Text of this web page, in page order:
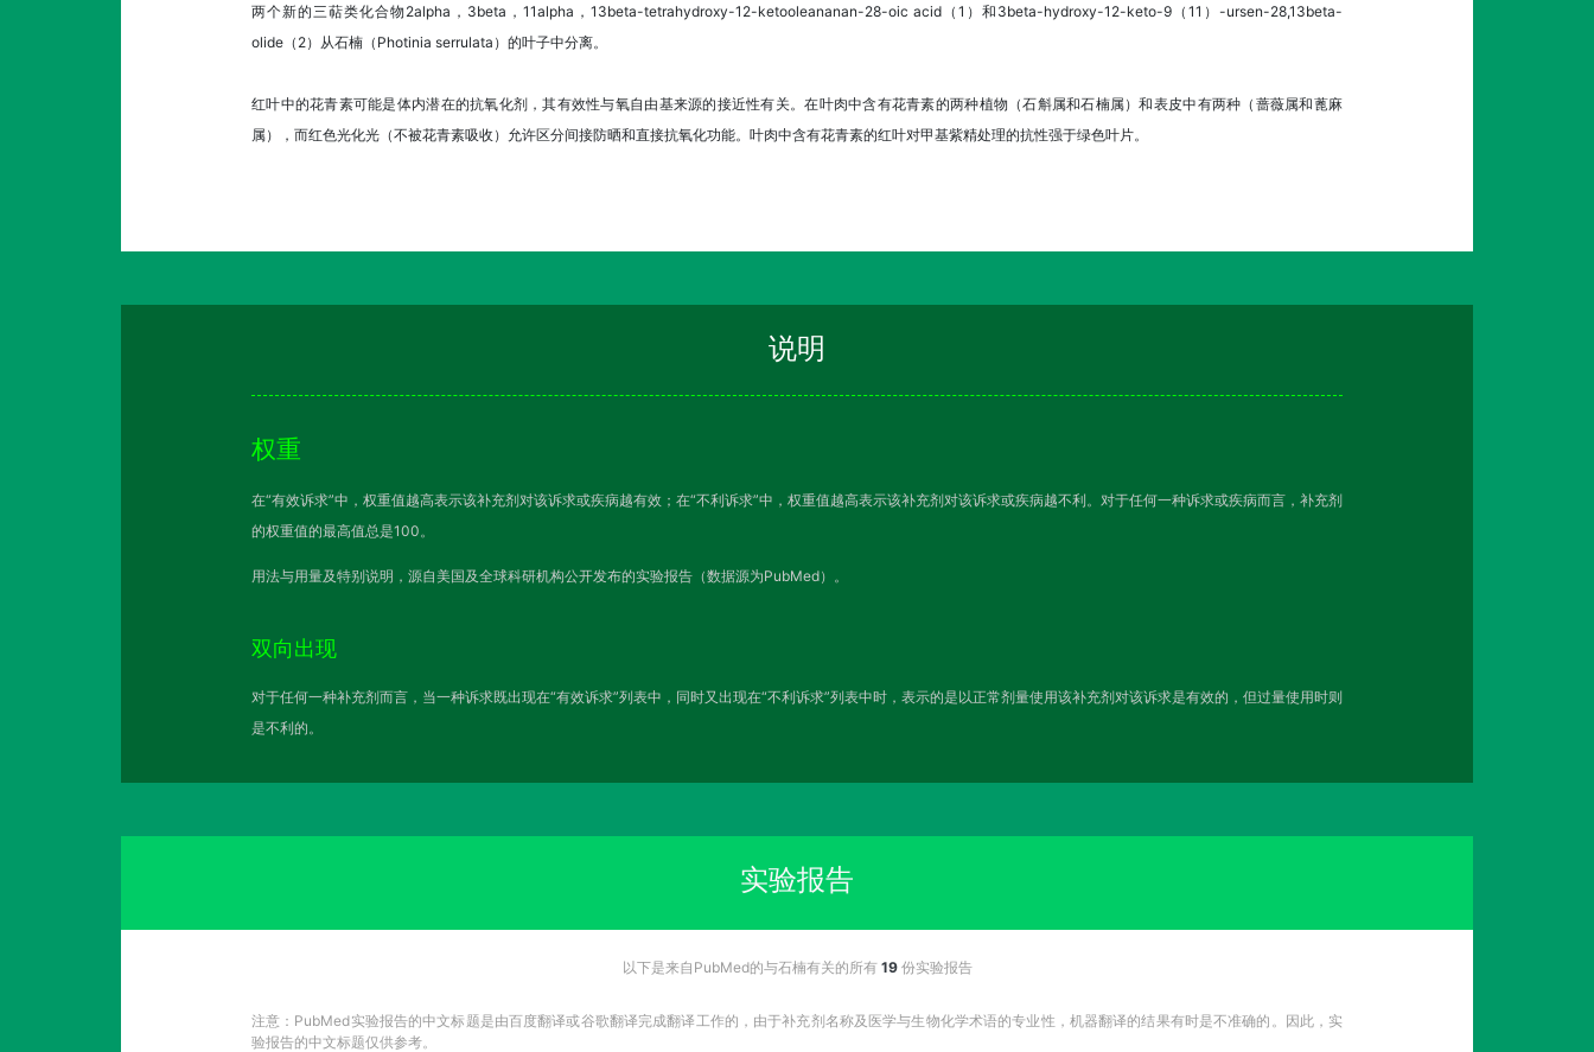
两个新的三萜类化合物2alpha，3beta，11alpha，13beta-tetrahydroxy-12-ketooleananan-28-oic acid（1）和3beta-hydroxy-12-keto-9（11）-ursen-28,13beta-
olide（2）从石楠（Photinia serrulata）的叶子中分离。
红叶中的花青素可能是体内潜在的抗氧化剂，其有效性与氧自由基来源的接近性有关。在叶肉中含有花青素的两种植物（石斛属和石楠属）和表皮中有两种（蔷薇属和蓖麻
属），而红色光化光（不被花青素吸收）允许区分间接防晒和直接抗氧化功能。叶肉中含有花青素的红叶对甲基紫精处理的抗性强于绿色叶片。
说明
权重
在“有效诉求”中，权重值越高表示该补充剂对该诉求或疾病越有效；在“不利诉求”中，权重值越高表示该补充剂对该诉求或疾病越不利。对于任何一种诉求或疾病而言，补充剂
的权重值的最高值总是100。
用法与用量及特别说明，源自美国及全球科研机构公开发布的实验报告（数据源为PubMed）。
双向出现
对于任何一种补充剂而言，当一种诉求既出现在“有效诉求”列表中，同时又出现在“不利诉求”列表中时，表示的是以正常剂量使用该补充剂对该诉求是有效的，但过量使用时则
是不利的。
实验报告
以下是来自PubMed的与石楠有关的所有 19份实验报告
注意：PubMed实验报告的中文标题是由百度翻译或谷歌翻译完成翻译工作的，由于补充剂名称及医学与生物化学术语的专业性，机器翻译的结果有时是不准确的。因此，实
验报告的中文标题仅供参考。